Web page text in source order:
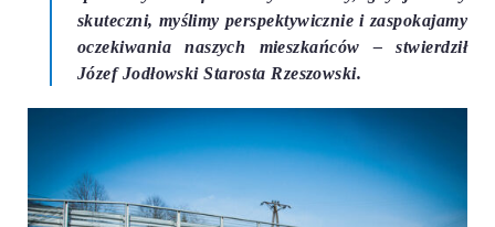
skuteczni, myślimy perspektywicznie i zaspokajamy
oczekiwania naszych mieszkańców – stwierdził
Józef Jodłowski Starosta Rzeszowski.